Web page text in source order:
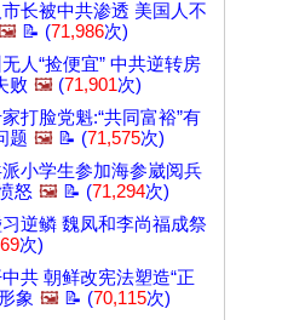
长被中共渗透 美国人不
📝 (71,986次)
人“捡便宜” 中共逆转房
败 🖼️ (71,901次)
打脸党魁:“共同富裕”有
题 🖼️ 📝 (71,575次)
小学生参加海参崴阅兵
怒 🖼️ 📝 (71,294次)
逆鳞 魏凤和李尚福成祭
次)
共 朝鲜改宪法塑造“正
象 🖼️ 📝 (70,115次)